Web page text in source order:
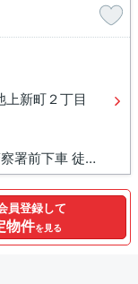
上新町２丁目
川崎駅 バス17分 臨港警察署前下車 徒歩6分
員登録して
物件を見る